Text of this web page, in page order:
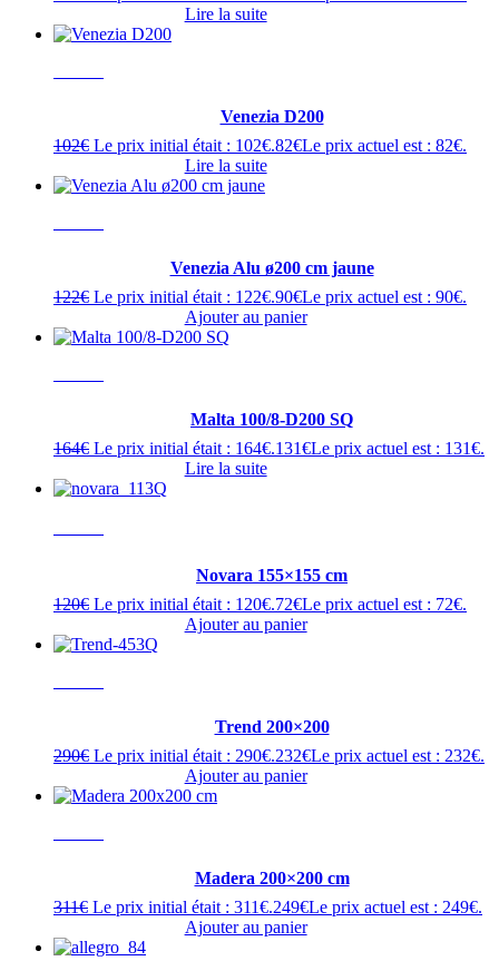
Lire la suite
Venezia D200
102€ Le prix initial était : 102€.82€Le prix actuel est : 82€.
Lire la suite
Venezia Alu ø200 cm jaune
122€ Le prix initial était : 122€.90€Le prix actuel est : 90€.
Ajouter au panier
Malta 100/8-D200 SQ
164€ Le prix initial était : 164€.131€Le prix actuel est : 131€.
Lire la suite
Novara 155×155 cm
120€ Le prix initial était : 120€.72€Le prix actuel est : 72€.
Ajouter au panier
Trend 200×200
290€ Le prix initial était : 290€.232€Le prix actuel est : 232€.
Ajouter au panier
Madera 200×200 cm
311€ Le prix initial était : 311€.249€Le prix actuel est : 249€.
Ajouter au panier